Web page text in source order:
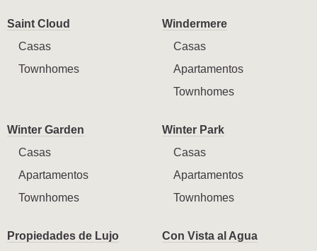
Saint Cloud
Casas
Townhomes
Windermere
Casas
Apartamentos
Townhomes
Winter Garden
Casas
Apartamentos
Townhomes
Winter Park
Casas
Apartamentos
Townhomes
Propiedades de Lujo
Con Vista al Agua